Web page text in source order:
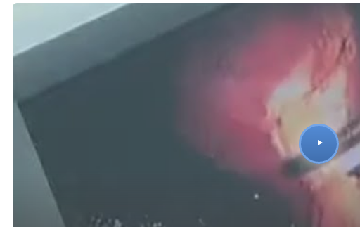
Орден
России»
Отечеством
Награжден почетным